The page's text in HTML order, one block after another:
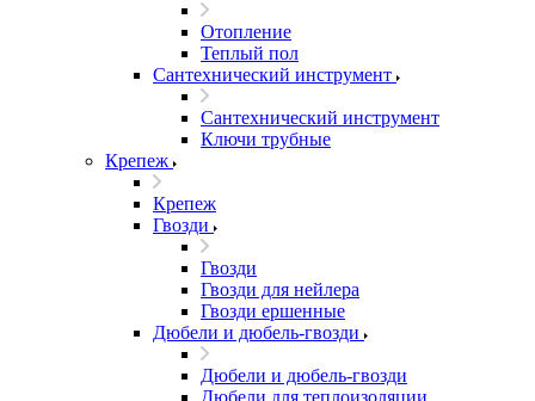
Отопление
Теплый пол
Сантехнический инструмент
Сантехнический инструмент
Ключи трубные
Крепеж
Крепеж
Гвозди
Гвозди
Гвозди для нейлера
Гвозди ершенные
Дюбели и дюбель-гвозди
Дюбели и дюбель-гвозди
Дюбели для теплоизоляции